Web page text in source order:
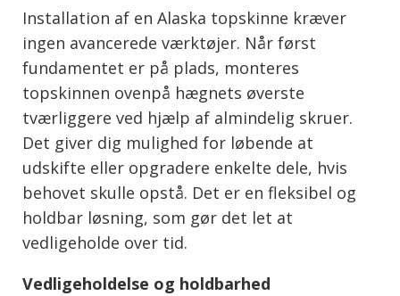
Installation af en Alaska topskinne kræver
ingen avancerede værktøjer. Når først
fundamentet er på plads, monteres
topskinnen ovenpå hægnets øverste
tværliggere ved hjælp af almindelig skruer.
Det giver dig mulighed for løbende at
udskifte eller opgradere enkelte dele, hvis
behovet skulle opstå. Det er en fleksibel og
holdbar løsning, som gør det let at
vedligeholde over tid.
Vedligeholdelse og holdbarhed